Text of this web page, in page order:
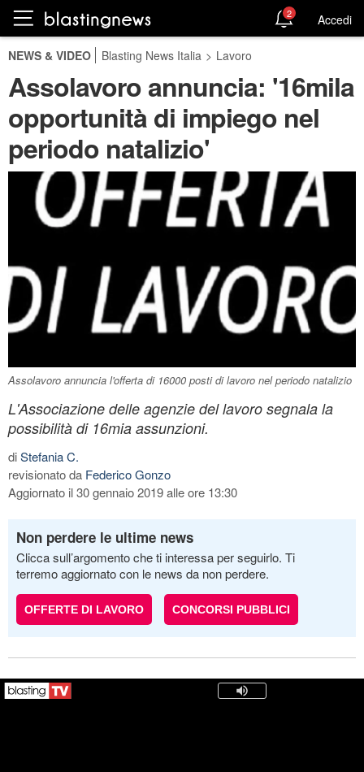
2 Accedi
NEWS & VIDEO Blasting News Italia > Lavoro
Assolavoro annuncia: '16mila
opportunità di impiego nel
periodo natalizio'
Assolavoro annuncia l'offerta di 16000 posti di lavoro nel periodo natalizio
L'Associazione delle agenzie del lavoro segnala la
possibilità di 16mia assunzioni.
diStefania C.
revisionato da Federico Gonzo
Aggiornato il 30 gennaio 2019 alle ore 13:30
Non perdere le ultime news
Clicca sull’argomento che ti interessa per seguirlo. Ti
terremo aggiornato con le news da non perdere.
OFFERTE DI LAVORO CONCORSI PUBBLICI